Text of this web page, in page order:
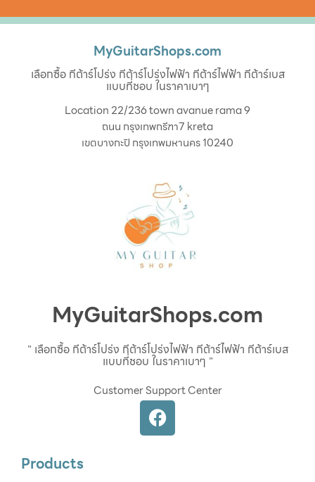
Products
MyGuitarShops.com
" เลือกซื้อ กีต้าร์โปร่ง กีต้าร์โปร่งไฟฟ้า กีต้าร์ไฟฟ้า กีต้าร์เบส
แบบที่ชอบ ในราคาเบาๆ "
Customer Support Center
MyGuitarShops.com
เลือกซื้อ กีต้าร์โปร่ง กีต้าร์โปร่งไฟฟ้า กีต้าร์ไฟฟ้า กีต้าร์เบส
แบบที่ชอบ ในราคาเบาๆ
Location 22/236 town avanue rama 9
ถนน กรุงเทพกรีฑา7 kreta
เขตบางกะปิ กรุงเทพมหานคร 10240